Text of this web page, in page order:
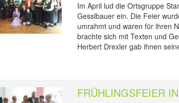
Im April lud die Ortsgruppe
Gesslbauer ein. Die Feier
umrahmt und waren für ihren
brachte sich mit Texten und
Herbert Drexler gab ihnen
FRÜHLINGSFEIER